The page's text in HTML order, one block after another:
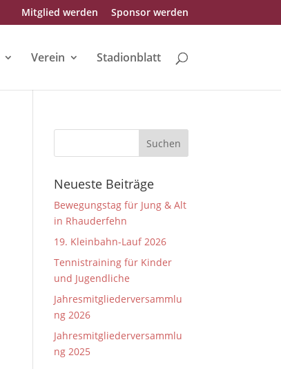
Mitglied werden Sponsor werden
Verein Stadionblatt
Neueste Beiträge
Bewegungstag für Jung & Alt
in Rhauderfehn
19. Kleinbahn-Lauf 2026
Tennistraining für Kinder
und Jugendliche
Jahresmitgliederversammlu
ng 2026
Jahresmitgliederversammlu
ng 2025